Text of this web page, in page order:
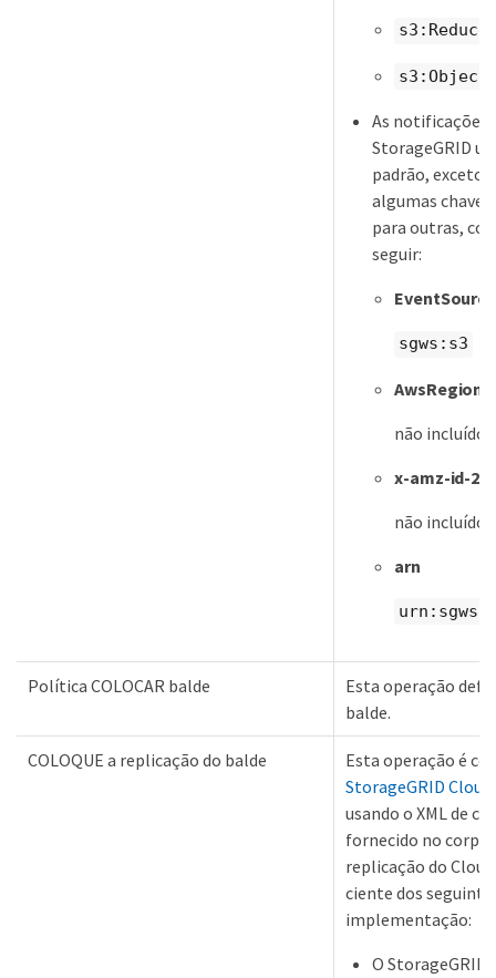
As notificações
StorageGRID
padrão, exceto
algumas
para outras,
seguir:
EventSource
sgws:s3
AwsRegion
não incluído
x-amz-id-2
não incluído
arn
Política COLOCAR balde
Esta operação
balde.
COLOQUE a replicação do balde
Esta operação é
StorageGRID
usando o XML de
fornecido no corpo
replicação do
ciente dos
implementação:
O StorageGRID